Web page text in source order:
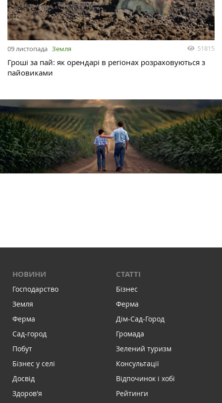
09 листопада Земля 51815
Гроші за пай: як орендарі в регіонах розраховуються з
пайовиками
НОВИНИ
Господарство
Земля
Ферма
Сад-город
Побут
Бізнес у селі
Досвід
Здоров'я
СТАТТІ
Бізнес
Ферма
Дім-Сад-Город
Громада
Зелений туризм
Консультації
Відпочинок і хобі
Рейтинги